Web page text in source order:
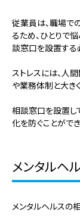
従業員は、職場で
るため、ひとりで
談窓口を設置する
ストレスには、人
や業務体制と大き
相談窓口を設置し
化を防ぐことができ
メンタルヘ
メンタルヘルスの